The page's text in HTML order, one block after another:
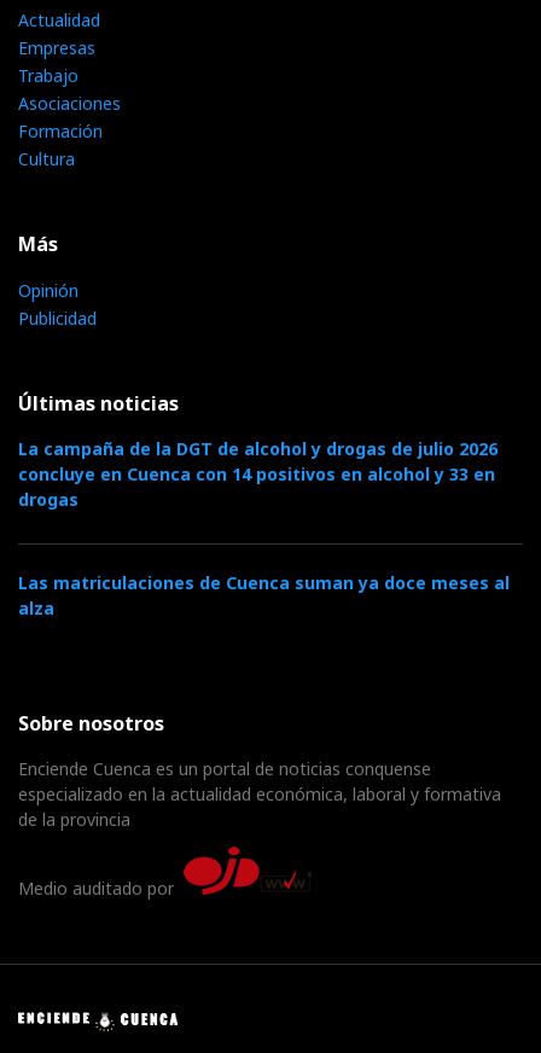
Actualidad
Empresas
Trabajo
Asociaciones
Formación
Cultura
Más
Opinión
Publicidad
Últimas noticias
La campaña de la DGT de alcohol y drogas de julio 2026
concluye en Cuenca con 14 positivos en alcohol y 33 en
drogas
Las matriculaciones de Cuenca suman ya doce meses al
alza
Sobre nosotros
Enciende Cuenca es un portal de noticias conquense
especializado en la actualidad económica, laboral y formativa
de la provincia
Medio auditado por